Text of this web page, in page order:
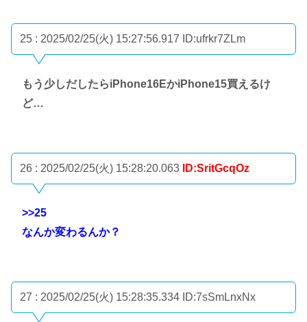
25 : 2025/02/25(火) 15:27:56.917 ID:ufrkr7ZLm
もう少しだしたらiPhone16EかiPhone15買えるけ
ど…
26 : 2025/02/25(火) 15:28:20.063 ID:SritGcqOz
>>25
なんか変わるんか？
27 : 2025/02/25(火) 15:28:35.334 ID:7sSmLnxNx